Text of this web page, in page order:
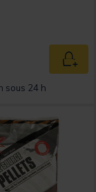
sous 24 h